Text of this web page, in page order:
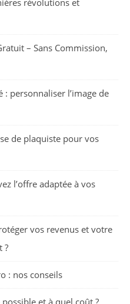
révolutions et
– Sans Commission,
personnaliser l’image de
de plaquiste pour vos
l’offre adaptée à vos
vos revenus et votre
?
: nos conseils